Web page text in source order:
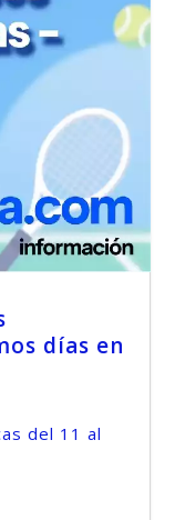
días en
del 11 al